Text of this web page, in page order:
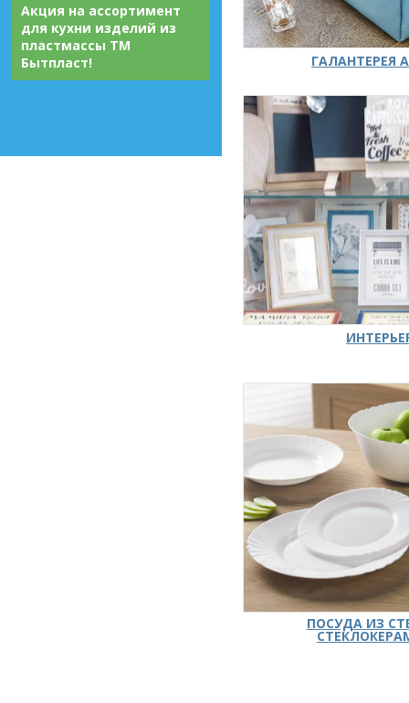
Акция на ассортимент
для кухни изделий из
пластмассы ТМ
Бытпласт!
ГАЛАНТЕРЕЯ
ПОСУДА ИЗ